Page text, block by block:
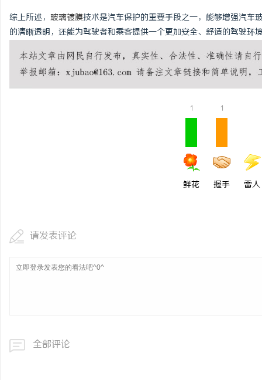
综上所述， 玻璃镀膜技术是汽车保护的重要手段之一，能够增强汽车
的清晰透明，还能为驾驶者和乘客提供一个更加安全、舒适的驾驶
1
鲜花
1
握手 雷人
请发表评论
全部评论
从三楼到公园，从台阶
动轮椅如何改变生活